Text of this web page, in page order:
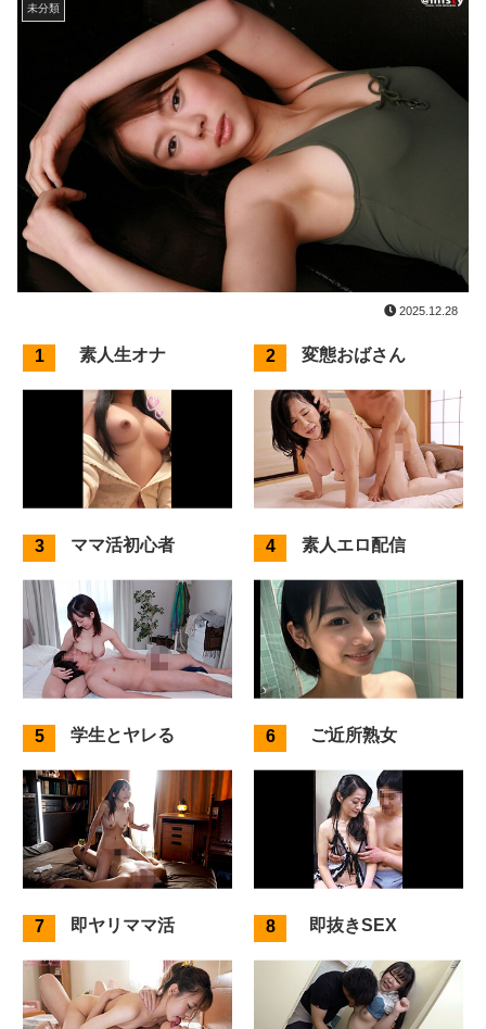
未分類
2025.12.28
素人生オナ 変態おばさん
ママ活初心者 素人エロ配信
学生とヤレる ご近所熟女
即ヤリママ活 即抜きSEX